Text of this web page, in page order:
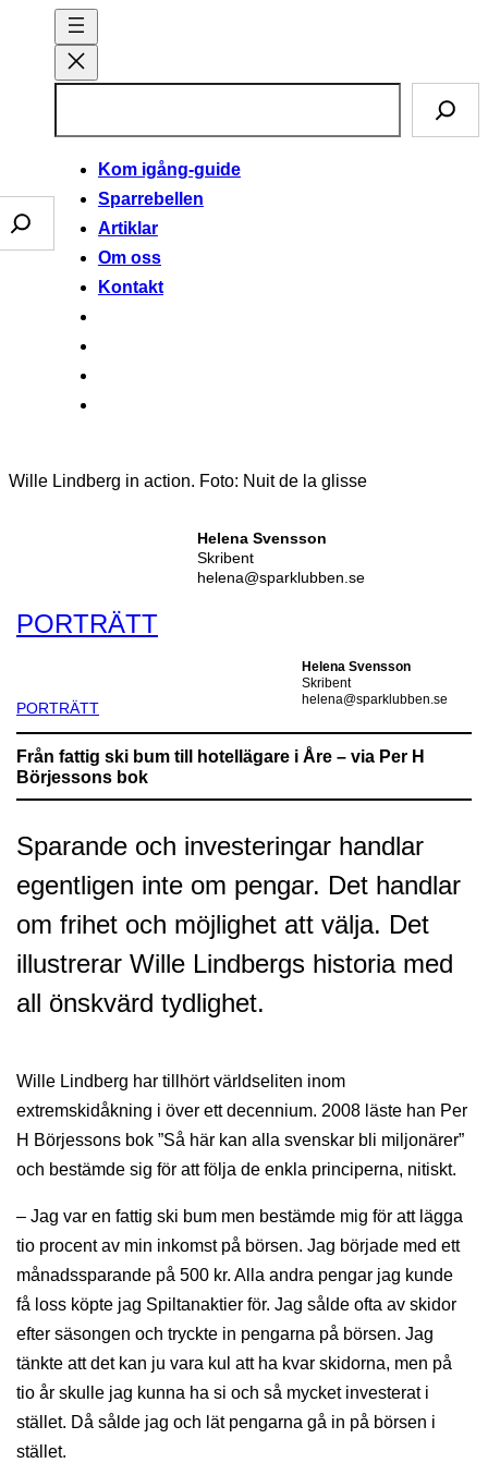
innehåll
Sparklubben
Kom igång-guide
Sparrebellen
Artiklar
Om oss
Kontakt
Wille Lindberg in action. Foto: Nuit de la glisse
Helena Svensson
Skribent
helena@sparklubben.se
PORTRÄTT
PORTRÄTT
Helena Svensson
Skribent
helena@sparklubben.se
Från fattig ski bum till hotellägare i Åre – via Per H
Börjessons bok
Sparande och investeringar handlar
egentligen inte om pengar. Det handlar
om frihet och möjlighet att välja. Det
illustrerar Wille Lindbergs historia med
all önskvärd tydlighet.
Wille Lindberg har tillhört världseliten inom
extremskidåkning i över ett decennium. 2008 läste han Per
H Börjessons bok ”Så här kan alla svenskar bli miljonärer”
och bestämde sig för att följa de enkla principerna, nitiskt.
– Jag var en fattig ski bum men bestämde mig för att lägga
tio procent av min inkomst på börsen. Jag började med ett
månadssparande på 500 kr. Alla andra pengar jag kunde
få loss köpte jag Spiltanaktier för. Jag sålde ofta av skidor
efter säsongen och tryckte in pengarna på börsen. Jag
tänkte att det kan ju vara kul att ha kvar skidorna, men på
tio år skulle jag kunna ha si och så mycket investerat i
stället. Då sålde jag och lät pengarna gå in på börsen i
stället.